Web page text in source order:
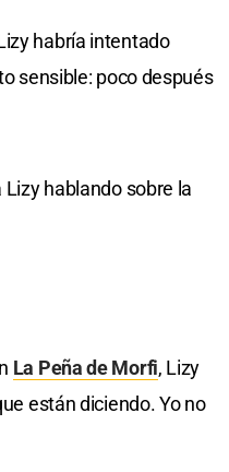
habría intentado
sensible: poco después
hablando sobre la
La Peña de Morfi, Lizy
están diciendo. Yo no